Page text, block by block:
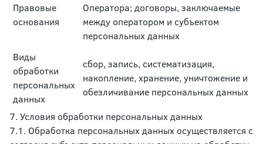
Правовые
основания
Оператора; договоры, заключаемые
между оператором и субъектом
персональных данных
Виды
обработки
персональных
данных
сбор, запись, систематизация,
накопление, хранение, уничтожение и
обезличивание персональных данных
7. Условия обработки персональных данных
7.1. Обработка персональных данных осуществляется с